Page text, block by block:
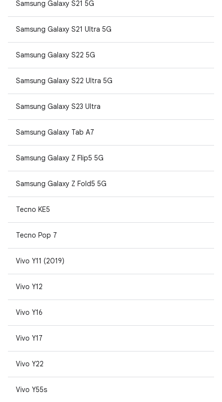
Samsung Galaxy S21 5G
Samsung Galaxy S21 Ultra 5G
Samsung Galaxy S22 5G
Samsung Galaxy S22 Ultra 5G
Samsung Galaxy S23 Ultra
Samsung Galaxy Tab A7
Samsung Galaxy Z Flip5 5G
Samsung Galaxy Z Fold5 5G
Tecno KE5
Tecno Pop 7
Vivo Y11 (2019)
Vivo Y12
Vivo Y16
Vivo Y17
Vivo Y22
Vivo Y55s